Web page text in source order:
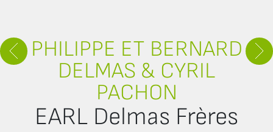
PHILIPPE ET BERNARD
DELMAS & CYRIL
PACHON
EARL Delmas Frères